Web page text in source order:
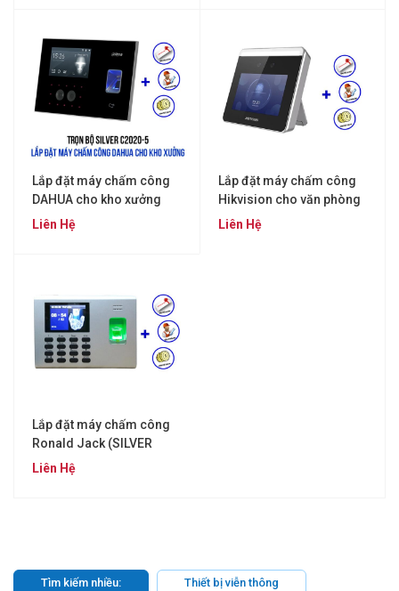
Lắp đặt máy chấm công
DAHUA cho kho xưởng
(SILVER SILVER C2020-5)
Liên Hệ
Lắp đặt máy chấm công
Hikvision cho văn phòng
(SILVER C2020-3)
Liên Hệ
Lắp đặt máy chấm công
Ronald Jack (SILVER
C2020-2)
Liên Hệ
Tìm kiếm nhiều: Thiết bị viễn thông